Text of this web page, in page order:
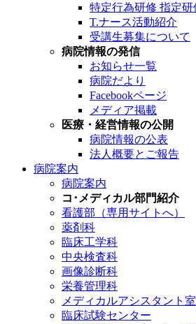
特定行為研修 指定
T.ナース活動紹介
受講生募集について
病院情報の発信
お知らせ一覧
病院だより
Facebookページ
メディア掲載
医療・経営情報の公開
病院情報の公表
法人概要とご報告
病院案内
病院案内
コ･メディカル部門紹介
看護部（専用サイトへ）
薬剤科
臨床工学科
中央検査科
画像診断科
栄養管理科
メディカルアシスタント室
臨床試験センター